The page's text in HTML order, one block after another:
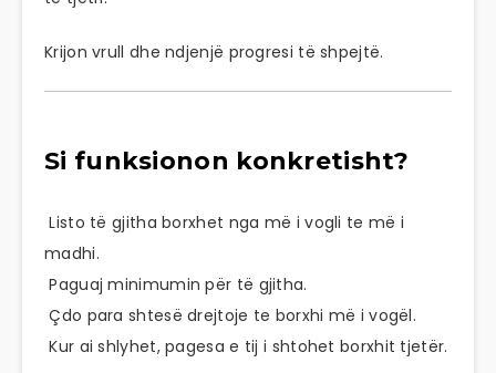
Krijon vrull dhe ndjenjë progresi të shpejtë.
Si funksionon konkretisht?
Listo të gjitha borxhet nga më i vogli te më i
madhi.
Paguaj minimumin për të gjitha.
Çdo para shtesë drejtoje te borxhi më i vogël.
Kur ai shlyhet, pagesa e tij i shtohet borxhit tjetër.